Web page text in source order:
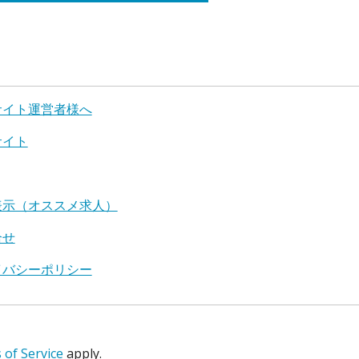
ト運営者様へ
ト
（オススメ求人）
シーポリシー
of Service apply.